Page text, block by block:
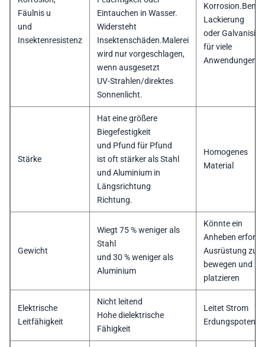
Fäulnis u
und
Insektenresistenz
Eintauchen in Wasser.
Widersteht
Insektenschäden.Malerei
wird nur vorgeschlagen,
wenn ausgesetzt
UV-Strahlen/direktes
Sonnenlicht.
Lackierung
oder
für viele
Anwendungen.
Stärke
Hat eine größere
Biegefestigkeit
und Pfund für Pfund
ist oft stärker als Stahl
und Aluminium in
Längsrichtung
Richtung.
Homogenes
Material
Gewicht
Wiegt 75 % weniger als
Stahl
und 30 % weniger als
Aluminium
Könnte ein
Anheben
Ausrüstung zu
bewegen und zu
platzieren
Elektrische
Leitfähigkeit
Nicht leitend
Hohe dielektrische
Fähigkeit
Leitet Strom